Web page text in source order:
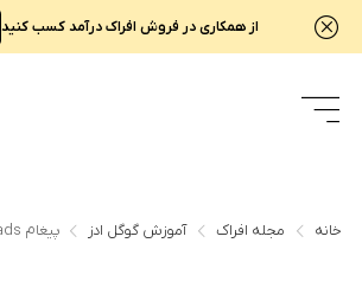
از همکاری در فروش افراک درآمد کسب کنید
خانه مجله افراک آموزش گوگل ادز پیغام Plan to run EU political ads گوگل ادز و راهکار رفع آن